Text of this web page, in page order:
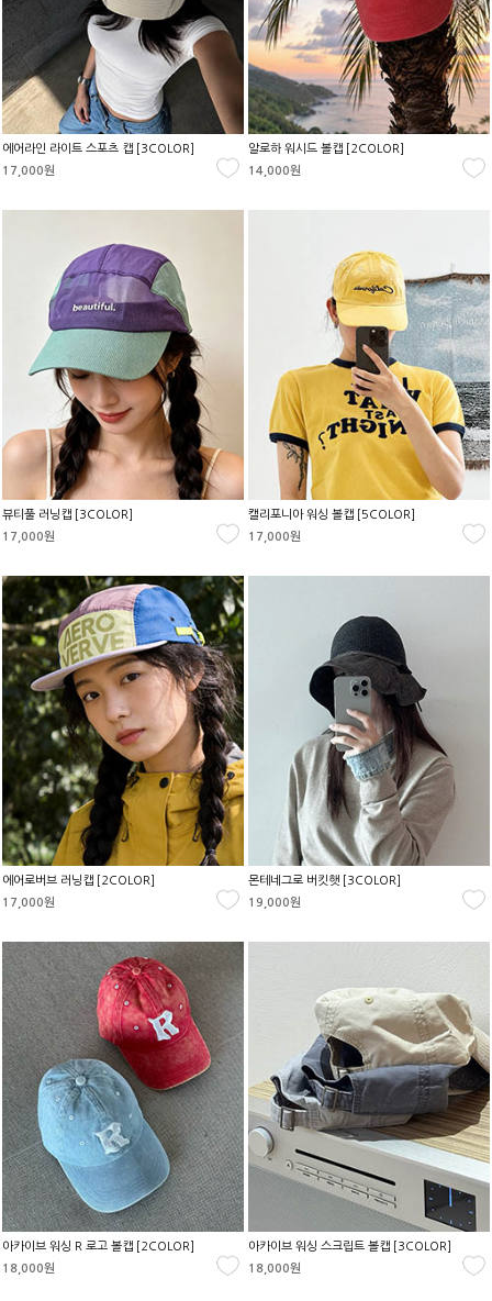
에어라인 라이트 스포츠 캡 [3COLOR]
17,000원
알로하 워시드 볼캡 [2COLOR]
14,000원
뷰티풀 러닝캡 [3COLOR]
17,000원
캘리포니아 워싱 볼캡 [5COLOR]
17,000원
에어로버브 러닝캡 [2COLOR]
17,000원
몬테네그로 버킷햇 [3COLOR]
19,000원
아카이브 워싱 R 로고 볼캡 [2COLOR]
18,000원
아카이브 워싱 스크립트 볼캡 [3COLOR]
18,000원